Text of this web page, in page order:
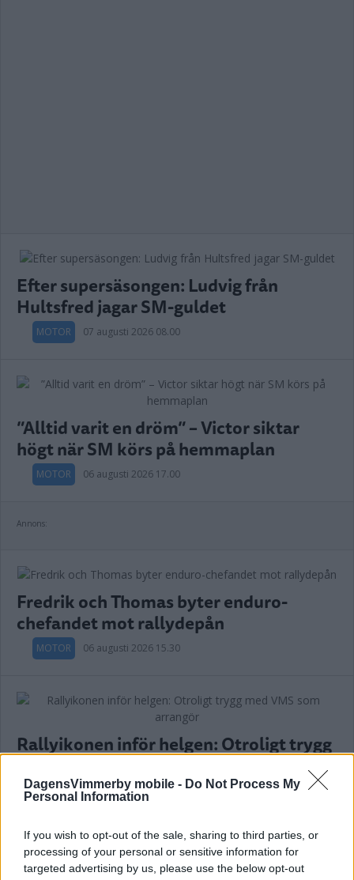
DagensVimmerby mobile - Do Not Process My
Personal Information
If you wish to opt-out of the sale, sharing to third parties, or
processing of your personal or sensitive information for
targeted advertising by us, please use the below opt-out
Efter supersäsongen: Ludvig från
Hultsfred jagar SM-guldet
MOTOR 07 augusti 2026 08.00
”Alltid varit en dröm” – Victor siktar
högt när SM körs på hemmaplan
MOTOR 06 augusti 2026 17.00
Annons:
Fredrik och Thomas byter enduro-
chefandet mot rallydepån
MOTOR 06 augusti 2026 15.30
Rallyikonen inför helgen: Otroligt trygg
MOTOR 06 augusti 2026 14.00
Annons: